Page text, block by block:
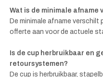
Wat is de minimale afname
De minimale afname verschilt
offerte aan voor de actuele
Is de cup herbruikbaar en
retoursystemen?
De cup is herbruikbaar,